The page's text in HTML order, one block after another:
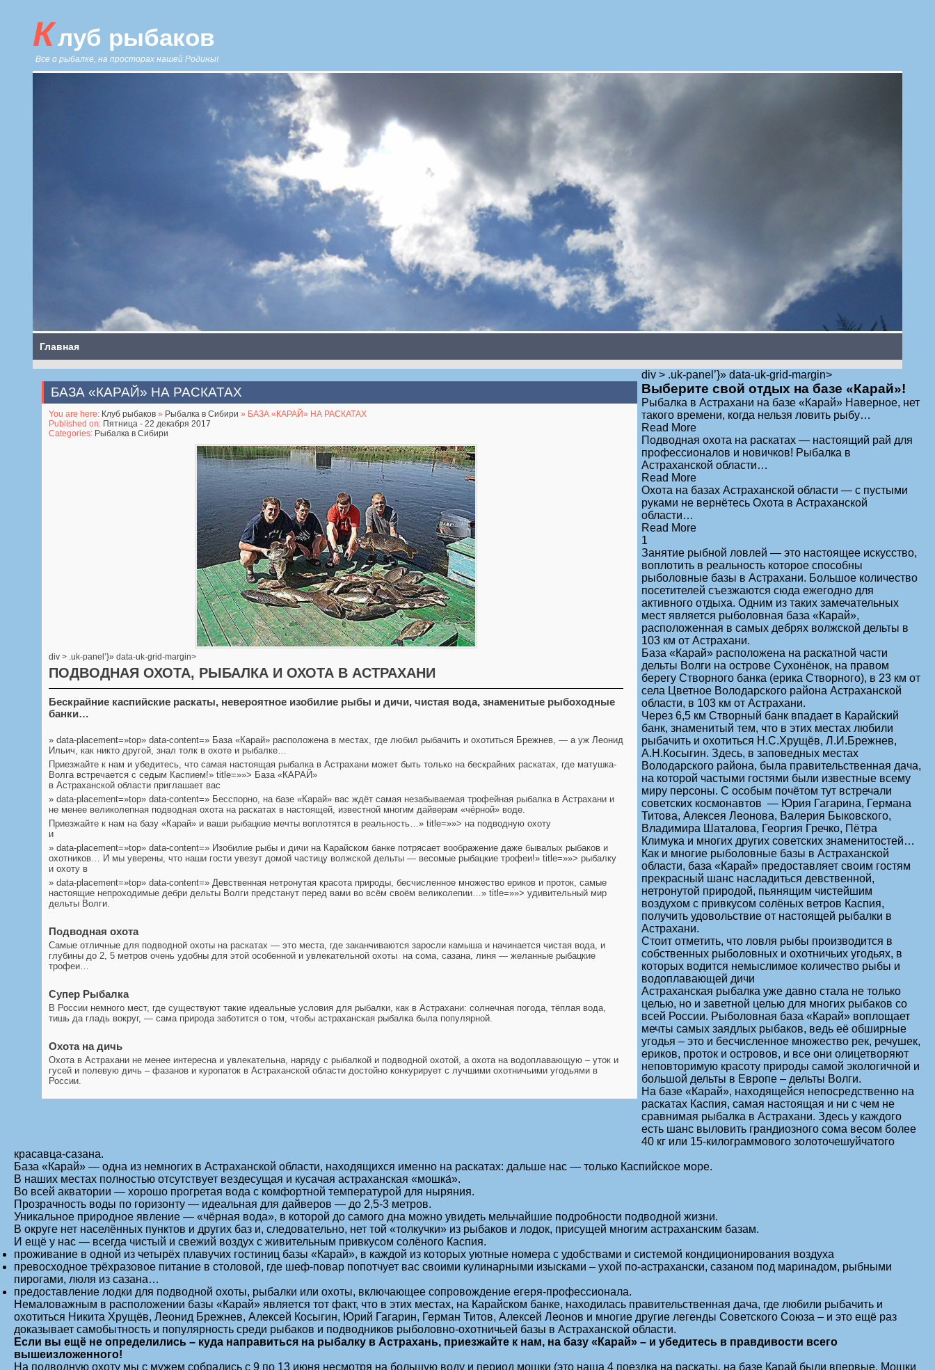
Клуб рыбаков
Все о рыбалке, на просторах нашей Родины!
Главная
БАЗА «КАРАЙ» НА РАСКАТАХ
You are here: Клуб рыбаков» Рыбалка в Сибири » БАЗА «КАРАЙ» НА РАСКАТАХ
Published on: Пятница - 22 декабря 2017
Categories: Рыбалка в Сибири
div > .uk-panel’}» data-uk-grid-margin>
ПОДВОДНАЯ ОХОТА, РЫБАЛКА И ОХОТА В АСТРАХАНИ
Бескрайние каспийские раскаты, невероятное изобилие рыбы и дичи, чистая вода, знаменитые рыбоходные
банки…
» data-placement=»top» data-content=» База «Карай» расположена в местах, где любил рыбачить и охотиться Брежнев, — а уж Леонид
Ильич, как никто другой, знал толк в охоте и рыбалке…
Приезжайте к нам и убедитесь, что самая настоящая рыбалка в Астрахани может быть только на бескрайних раскатах, где матушка-
Волга встречается с седым Каспием!» title=»»> База «КАРАЙ»
в Астраханской области приглашает вас
» data-placement=»top» data-content=» Бесспорно, на базе «Карай» вас ждёт самая незабываемая трофейная рыбалка в Астрахани и
не менее великолепная подводная охота на раскатах в настоящей, известной многим дайверам «чёрной» воде.
Приезжайте к нам на базу «Карай» и ваши рыбацкие мечты воплотятся в реальность…» title=»»> на подводную охоту
и
» data-placement=»top» data-content=» Изобилие рыбы и дичи на Карайском банке потрясает воображение даже бывалых рыбаков и
охотников… И мы уверены, что наши гости увезут домой частицу волжской дельты — весомые рыбацкие трофеи!» title=»»> рыбалку
и охоту в
» data-placement=»top» data-content=» Девственная нетронутая красота природы, бесчисленное множество ериков и проток, самые
настоящие непроходимые дебри дельты Волги предстанут перед вами во всём своём великолепии…» title=»»> удивительный мир
дельты Волги.
Подводная охота
Самые отличные для подводной охоты на раскатах — это места, где заканчиваются заросли камыша и начинается чистая вода, и
глубины до 2, 5 метров очень удобны для этой особенной и увлекательной охоты на сома, сазана, линя — желанные рыбацкие
трофеи…
Супер Рыбалка
В России немного мест, где существуют такие идеальные условия для рыбалки, как в Астрахани: солнечная погода, тёплая вода,
тишь да гладь вокруг, — сама природа заботится о том, чтобы астраханская рыбалка была популярной.
Охота на дичь
Охота в Астрахани не менее интересна и увлекательна, наряду с рыбалкой и подводной охотой, а охота на водоплавающую – уток и
гусей и полевую дичь – фазанов и куропаток в Астраханской области достойно конкурирует с лучшими охотничьими угодьями в
России.
div > .uk-panel’}» data-uk-grid-margin>
Выберите свой отдых на базе «Карай»!
Рыбалка в Астрахани на базе «Карай» Наверное, нет
такого времени, когда нельзя ловить рыбу…
Read More
Подводная охота на раскатах — настоящий рай для
профессионалов и новичков! Рыбалка в
Астраханской области…
Read More
Охота на базах Астраханской области — с пустыми
руками не вернётесь Охота в Астраханской
области…
Read More
1
Занятие рыбной ловлей — это настоящее искусство,
воплотить в реальность которое способны
рыболовные базы в Астрахани. Большое количество
посетителей съезжаются сюда ежегодно для
активного отдыха. Одним из таких замечательных
мест является рыболовная база «Карай»,
расположенная в самых дебрях волжской дельты в
103 км от Астрахани.
База «Карай» расположена на раскатной части
дельты Волги на острове Сухонёнок, на правом
берегу Створного банка (ерика Створного), в 23 км от
села Цветное Володарского района Астраханской
области, в 103 км от Астрахани.
Через 6,5 км Створный банк впадает в Карайский
банк, знаменитый тем, что в этих местах любили
рыбачить и охотиться Н.С.Хрущёв, Л.И.Брежнев,
А.Н.Косыгин. Здесь, в заповедных местах
Володарского района, была правительственная дача,
на которой частыми гостями были известные всему
миру персоны. С особым почётом тут встречали
советских космонавтов — Юрия Гагарина, Германа
Титова, Алексея Леонова, Валерия Быковского,
Владимира Шаталова, Георгия Гречко, Пётра
Климука и многих других советских знаменитостей…
Как и многие рыболовные базы в Астраханской
области, база «Карай» предоставляет своим гостям
прекрасный шанс насладиться девственной,
нетронутой природой, пьянящим чистейшим
воздухом с привкусом солёных ветров Каспия,
получить удовольствие от настоящей рыбалки в
Астрахани.
Стоит отметить, что ловля рыбы производится в
собственных рыболовных и охотничьих угодьях, в
которых водится немыслимое количество рыбы и
водоплавающей дичи
Астраханская рыбалка уже давно стала не только
целью, но и заветной целью для многих рыбаков со
всей России. Рыболовная база «Карай» воплощает
мечты самых заядлых рыбаков, ведь её обширные
угодья – это и бесчисленное множество рек, речушек,
ериков, проток и островов, и все они олицетворяют
неповторимую красоту природы самой экологичной и
большой дельты в Европе – дельты Волги.
На базе «Карай», находящейся непосредственно на
раскатах Каспия, самая настоящая и ни с чем не
сравнимая рыбалка в Астрахани. Здесь у каждого
есть шанс выловить грандиозного сома весом более
40 кг или 15-килограммового золоточешуйчатого
красавца-сазана.
База «Карай» — одна из немногих в Астраханской области, находящихся именно на раскатах: дальше нас — только Каспийское море.
В наших местах полностью отсутствует вездесущая и кусачая астраханская «мошка́».
Во всей акватории — хорошо прогретая вода с комфортной температурой для ныряния.
Прозрачность воды по горизонту — идеальная для дайверов — до 2,5-3 метров.
Уникальное природное явление — «чёрная вода», в которой до самого дна можно увидеть мельчайшие подробности подводной жизни.
В округе нет населённых пунктов и других баз и, следовательно, нет той «толкучки» из рыбаков и лодок, присущей многим астраханским базам.
И ещё у нас — всегда чистый и свежий воздух с живительным привкусом солёного Каспия.
проживание в одной из четырёх плавучих гостиниц базы «Карай», в каждой из которых уютные номера с удобствами и системой кондиционирования воздуха
превосходное трёхразовое питание в столовой, где шеф-повар попотчует вас своими кулинарными изысками – ухой по-астрахански, сазаном под маринадом, рыбными
пирогами, люля из сазана…
предоставление лодки для подводной охоты, рыбалки или охоты, включающее сопровождение егеря-профессионала.
Немаловажным в расположении базы «Карай» является тот факт, что в этих местах, на Карайском банке, находилась правительственная дача, где любили рыбачить и
охотиться Никита Хрущёв, Леонид Брежнев, Алексей Косыгин, Юрий Гагарин, Герман Титов, Алексей Леонов и многие другие легенды Советского Союза – и это ещё раз
доказывает самобытность и популярность среди рыбаков и подводников рыболовно-охотничьей базы в Астраханской области.
Если вы ещё не определились – куда направиться на рыбалку в Астрахань, приезжайте к нам, на базу «Карай» – и убедитесь в правдивости всего
вышеизложенного!
На подводную охоту мы с мужем собрались с 9 по 13 июня несмотря на большую воду и период мошки (это наша 4 поездка на раскаты, на базе Карай были впервые. Мошки